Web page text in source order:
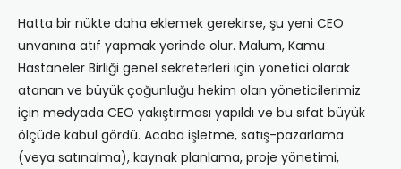
Hatta bir nükte daha eklemek gerekirse, şu yeni CEO
unvanına atıf yapmak yerinde olur. Malum, Kamu
Hastaneler Birliği genel sekreterleri için yönetici olarak
atanan ve büyük çoğunluğu hekim olan yöneticilerimiz
için medyada CEO yakıştırması yapıldı ve bu sıfat büyük
ölçüde kabul gördü. Acaba işletme, satış-pazarlama
(veya satınalma), kaynak planlama, proje yönetimi,